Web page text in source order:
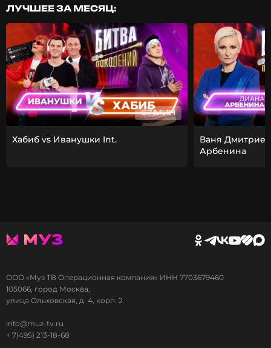
ЛУЧШЕЕ ЗА МЕСЯЦ:
67 МИН
Хабиб vs Иванушки Int.
Ваня
Арбенина
ООО «Муз ТВ Операционная компания» ИНН 7703679460
105066, город Москва,
улица Ольховская, д. 4, корп. 2
info@muz-tv.ru
+ 7(495) 213-18-68